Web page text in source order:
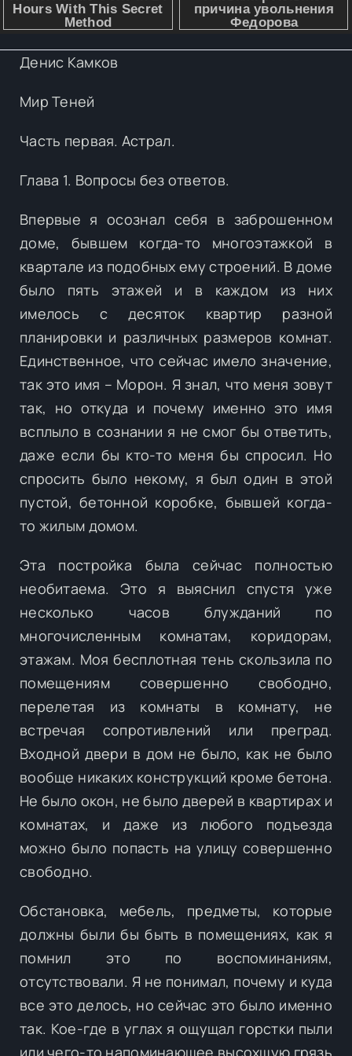
Денис Камков
Мир Теней
Часть первая. Астрал.
Глава 1. Вопросы без ответов.
Впервые я осознал себя в заброшенном
доме, бывшем когда-то многоэтажкой в
квартале из подобных ему строений. В доме
было пять этажей и в каждом из них
имелось с десяток квартир разной
планировки и различных размеров комнат.
Единственное, что сейчас имело значение,
так это имя – Морон. Я знал, что меня зовут
так, но откуда и почему именно это имя
всплыло в сознании я не смог бы ответить,
даже если бы кто-то меня бы спросил. Но
спросить было некому, я был один в этой
пустой, бетонной коробке, бывшей когда-
то жилым домом.
Эта постройка была сейчас полностью
необитаема. Это я выяснил спустя уже
несколько часов блужданий по
многочисленным комнатам, коридорам,
этажам. Моя бесплотная тень скользила по
помещениям совершенно свободно,
перелетая из комнаты в комнату, не
встречая сопротивлений или преград.
Входной двери в дом не было, как не было
вообще никаких конструкций кроме бетона.
Не было окон, не было дверей в квартирах и
комнатах, и даже из любого подъезда
можно было попасть на улицу совершенно
свободно.
Обстановка, мебель, предметы, которые
должны были бы быть в помещениях, как я
помнил это по воспоминаниям,
отсутствовали. Я не понимал, почему и куда
все это делось, но сейчас это было именно
так. Кое-где в углах я ощущал горстки пыли
или чего-то напоминающее высохшую грязь